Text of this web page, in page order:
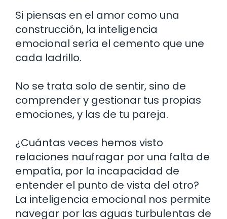
Si piensas en el amor como una
construcción, la inteligencia
emocional sería el cemento que une
cada ladrillo.
No se trata solo de sentir, sino de
comprender y gestionar tus propias
emociones, y las de tu pareja.
¿Cuántas veces hemos visto
relaciones naufragar por una falta de
empatía, por la incapacidad de
entender el punto de vista del otro?
La inteligencia emocional nos permite
navegar por las aguas turbulentas de